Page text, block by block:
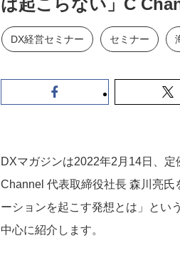
は起こらない」C
DX経営セミナー セミナー
DXマガジンは2022年2月14日、
Channel 代表取締役社長 森川亮
ーションを起こす発想とは」とい
中心に紹介します。